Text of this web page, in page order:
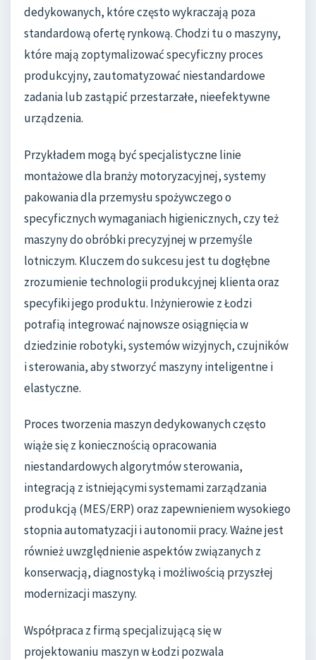
dedykowanych, które często wykraczają poza
standardową ofertę rynkową. Chodzi tu o maszyny,
które mają zoptymalizować specyficzny proces
produkcyjny, zautomatyzować niestandardowe
zadania lub zastąpić przestarzałe, nieefektywne
urządzenia.
Przykładem mogą być specjalistyczne linie
montażowe dla branży motoryzacyjnej, systemy
pakowania dla przemysłu spożywczego o
specyficznych wymaganiach higienicznych, czy też
maszyny do obróbki precyzyjnej w przemyśle
lotniczym. Kluczem do sukcesu jest tu dogłębne
zrozumienie technologii produkcyjnej klienta oraz
specyfiki jego produktu. Inżynierowie z Łodzi
potrafią integrować najnowsze osiągnięcia w
dziedzinie robotyki, systemów wizyjnych, czujników
i sterowania, aby stworzyć maszyny inteligentne i
elastyczne.
Proces tworzenia maszyn dedykowanych często
wiąże się z koniecznością opracowania
niestandardowych algorytmów sterowania,
integracją z istniejącymi systemami zarządzania
produkcją (MES/ERP) oraz zapewnieniem wysokiego
stopnia automatyzacji i autonomii pracy. Ważne jest
również uwzględnienie aspektów związanych z
konserwacją, diagnostyką i możliwością przyszłej
modernizacji maszyny.
Współpraca z firmą specjalizującą się w
projektowaniu maszyn w Łodzi pozwala